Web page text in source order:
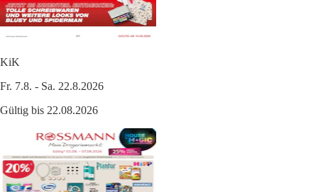
KiK
Fr. 7.8. - Sa. 22.8.2026
Gültig bis 22.08.2026